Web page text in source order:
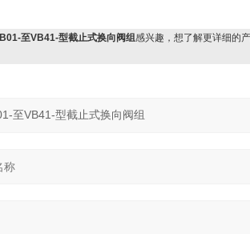
至VB41-型截止式换向阀组感兴趣，想了解更详细的